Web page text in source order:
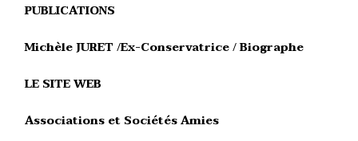
PUBLICATIONS
Michèle JURET /Ex-Conservatrice / Biographe
LE SITE WEB
Associations et Sociétés Amies